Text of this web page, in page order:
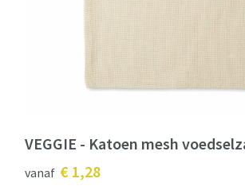
VEGGIE - Katoen mesh
vanaf € 1,28